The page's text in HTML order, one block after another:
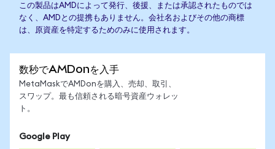
この製品はAMDによって発行、後援、または承認されたものでは
なく、AMDとの提携もありません。会社名およびその他の商標
は、原資産を特定するためのみに使用されます。
数秒でAMDonを入手
MetaMaskでAMDonを購入、売却、取引、
スワップ。最も信頼される暗号資産ウォレッ
ト。
Google Play